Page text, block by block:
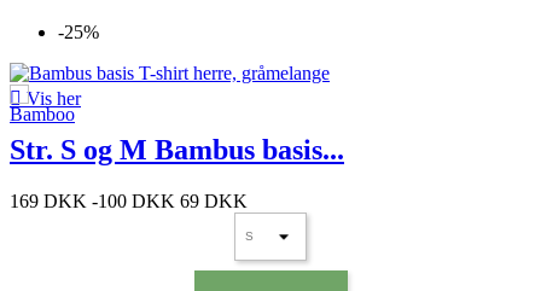
-25%
Vis her
Str. S og M Bambus basis...
169 DKK -100 DKK 69 DKK